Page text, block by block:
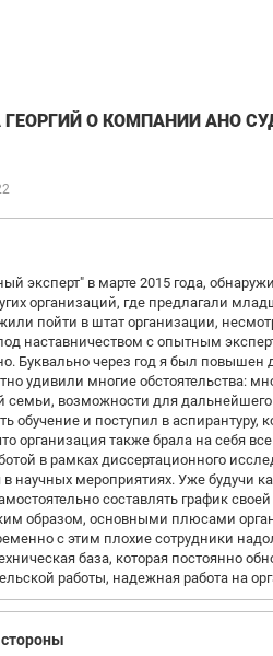
О КОМПАНИИ АНО
эксперт" в марте 2015 года,
организаций, где предлагали
пойти в штат организации,
наставничеством с опытным
Буквально через год я был повышен
удивили многие обстоятельства:
возможности для
и поступил в аспирантуру,
организация также брала на себя
в рамках диссертационного
в научных мероприятиях. Уже будучи
составлять график
образом, основными плюсами
с этим плохие сотрудники
база, которая постоянно
работы, надежная работа на